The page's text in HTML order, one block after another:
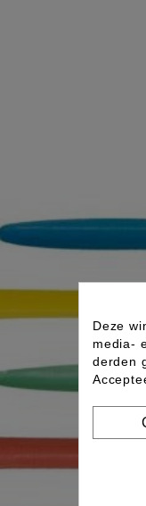
Deze
media-
derden